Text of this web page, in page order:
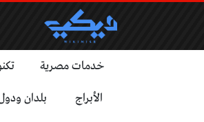
خدمات مصرية
الأبراج بلدان